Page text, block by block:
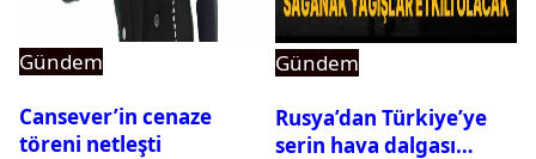
Gündem
Cansever’in cenaze
töreni netleşti
Gündem
Rusya’dan Türkiye’ye
serin hava dalgası